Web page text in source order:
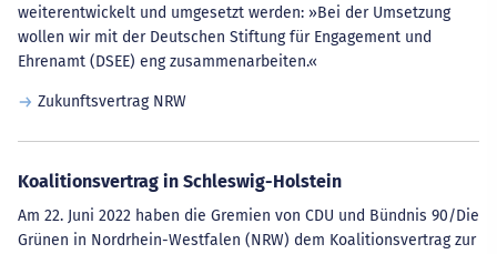
weiterentwickelt und umgesetzt werden: »Bei der Umsetzung
wollen wir mit der Deutschen Stiftung für Engagement und
Ehrenamt (DSEE) eng zusammenarbeiten.«
Zukunftsvertrag NRW
Koalitionsvertrag in Schleswig-Holstein
Am 22. Juni 2022 haben die Gremien von CDU und Bündnis 90/Die
Grünen in Nordrhein-Westfalen (NRW) dem Koalitionsvertrag zur